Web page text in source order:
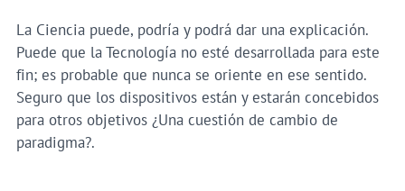
La Ciencia puede, podría y podrá dar una explicación.
Puede que la Tecnología no esté desarrollada para este
fin; es probable que nunca se oriente en ese sentido.
Seguro que los dispositivos están y estarán concebidos
para otros objetivos ¿Una cuestión de cambio de
paradigma?.